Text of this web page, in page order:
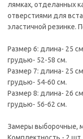
лямках, отделанных
отверстиями для
эластичной резинке.
Размер 6: длина- 25
грудью- 52-58 см.
Размер 7: длина- 25
грудью- 54-60 см.
Размер 8: длина- 26
грудью- 56-62 см.
Замеры выборочные,